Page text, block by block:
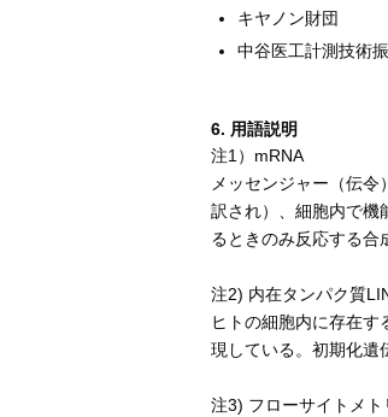
キヤノン財団
中谷医工計測技術
6. 用語説明
注1）mRNA
メッセンジャー（伝令
訳され）、細胞内で機
るときのみ反応する合
注2) 内在タンパク質
ヒトの細胞内に存在
現している。初期化遺
注3) フローサイトメト